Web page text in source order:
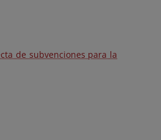
de subvenciones para la